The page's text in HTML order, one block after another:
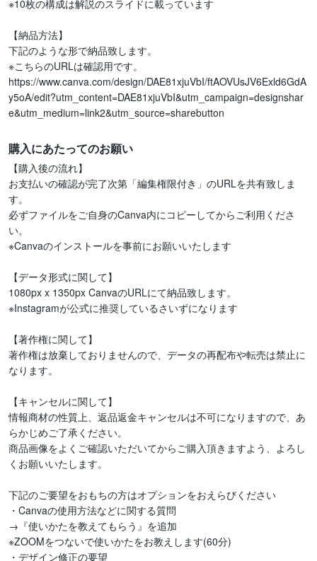
※10枚の構成は解説のスライドに載っています
【納品方法】
下記のような形で納品致します。
※こちらのURLは確認用です。
https://www.canva.com/design/DAE81xjuVbI/ftAOVUsJV6Exld6GdA
y5oA/edit?utm_content=DAE81xjuVbI&utm_campaign=designshar
e&utm_medium=link2&utm_source=sharebutton
購入にあたってのお願い
【購入後の流れ】
お支払いの確認が完了次第「編集権限付き」のURLを共有致しま
す。
必ずファイルをご自身のCanva内にコピーしてからご利用くださ
い。
※Canvaのインストールを事前にお願いいたします
【データ形式に関して】
1080px x 1350px CanvaのURLにて納品致します。
※Instagramが公式に推奨しているさいずになります
【著作権に関して】
著作権は放棄しておりませんので、データの再配布や転売は禁止に
なります。
【キャンセルに関して】
情報商材の性質上、返品返金キャンセルは不可になりますので、あ
らかじめご了承ください。
商品画像をよくご確認いただいてからご購入頂きますよう、よろし
くお願いいたします。
下記のご要望をおもちの方はオプションをおえらびください
・Canvaの使用方法などに関する質問
→『使いかたを教えてもらう』を追加
※ZOOMをつないで使いかたをお教えします(60分)
・デザイン修正の要望